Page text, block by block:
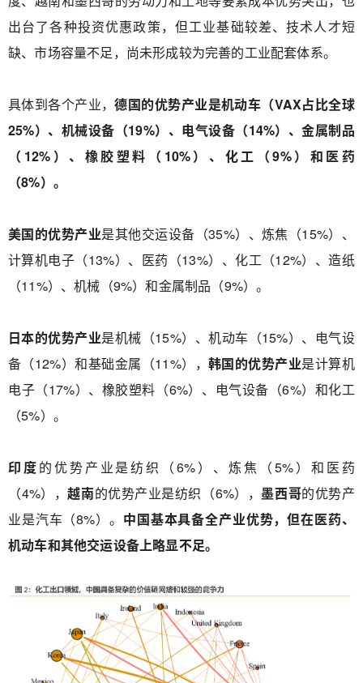
出台了各种投资优惠政策，但工业基础较差、技术人才短
缺、市场容量不足，尚未形成较为完善的工业配套体系。
具体到各个产业，德国的优势产业是机动车（VAX占比全球
25%）、机械设备（19%）、电气设备（14%）、金属制品
（12%）、橡胶塑料（10%）、化工（9%）和医药
（8%）。
美国的优势产业是其他交运设备（35%）、炼焦（15%）、
计算机电子（13%）、医药（13%）、化工（12%）、造纸
（11%）、机械（9%）和金属制品（9%）。
日本的优势产业是机械（15%）、机动车（15%）、电气设
备（12%）和基础金属（11%），韩国的优势产业是计算机
电子（17%）、橡胶塑料（6%）、电气设备（6%）和化工
（5%）。
印度的优势产业是纺织（6%）、炼焦（5%）和医药
（4%），越南的优势产业是纺织（6%），墨西哥的优势产
业是汽车（8%）。 中国基本具备全产业优势，但在医药、
机动车和其他交运设备上略显不足。